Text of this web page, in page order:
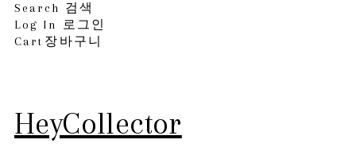
Search 검색
Log In
로그인
Cart 장바구니
HeyCollector